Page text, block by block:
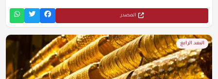
المصدر
البعد الرابع